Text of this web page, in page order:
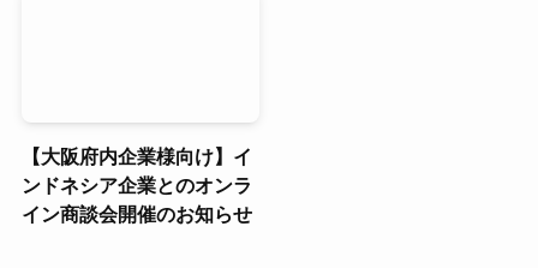
【大阪府内企業様向け】イ
ンドネシア企業とのオンラ
イン商談会開催のお知らせ